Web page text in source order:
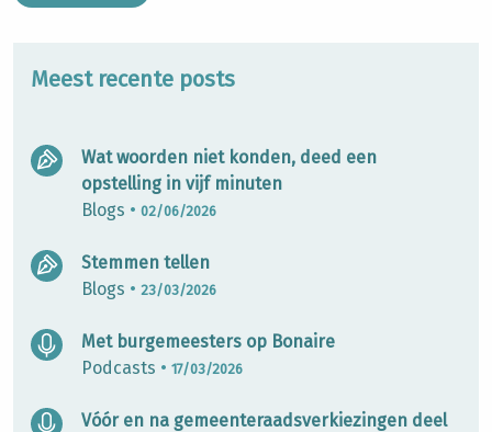
Meest recente posts
Wat woorden niet konden, deed een
opstelling in vijf minuten
Blogs • 02/06/2026
Stemmen tellen
Blogs • 23/03/2026
Met burgemeesters op Bonaire
Podcasts • 17/03/2026
Vóór en na gemeenteraadsverkiezingen deel